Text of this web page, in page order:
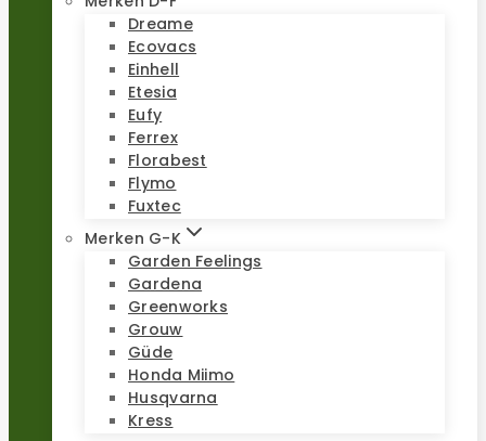
Dreame
Ecovacs
Einhell
Etesia
Eufy
Ferrex
Florabest
Flymo
Fuxtec
Merken G-K
Garden Feelings
Gardena
Greenworks
Grouw
Güde
Honda Miimo
Husqvarna
Kress